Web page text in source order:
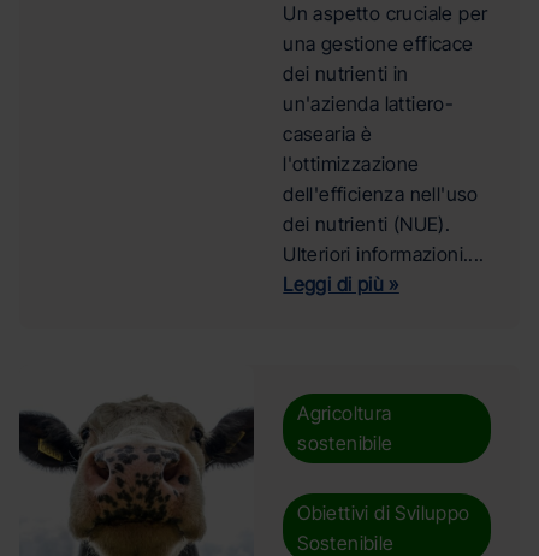
Un aspetto cruciale per
una gestione efficace
dei nutrienti in
un'azienda lattiero-
casearia è
l'ottimizzazione
dell'efficienza nell'uso
dei nutrienti (NUE).
Ulteriori informazioni....
Leggi di più »
Agricoltura
sostenibile
Obiettivi di Sviluppo
Sostenibile